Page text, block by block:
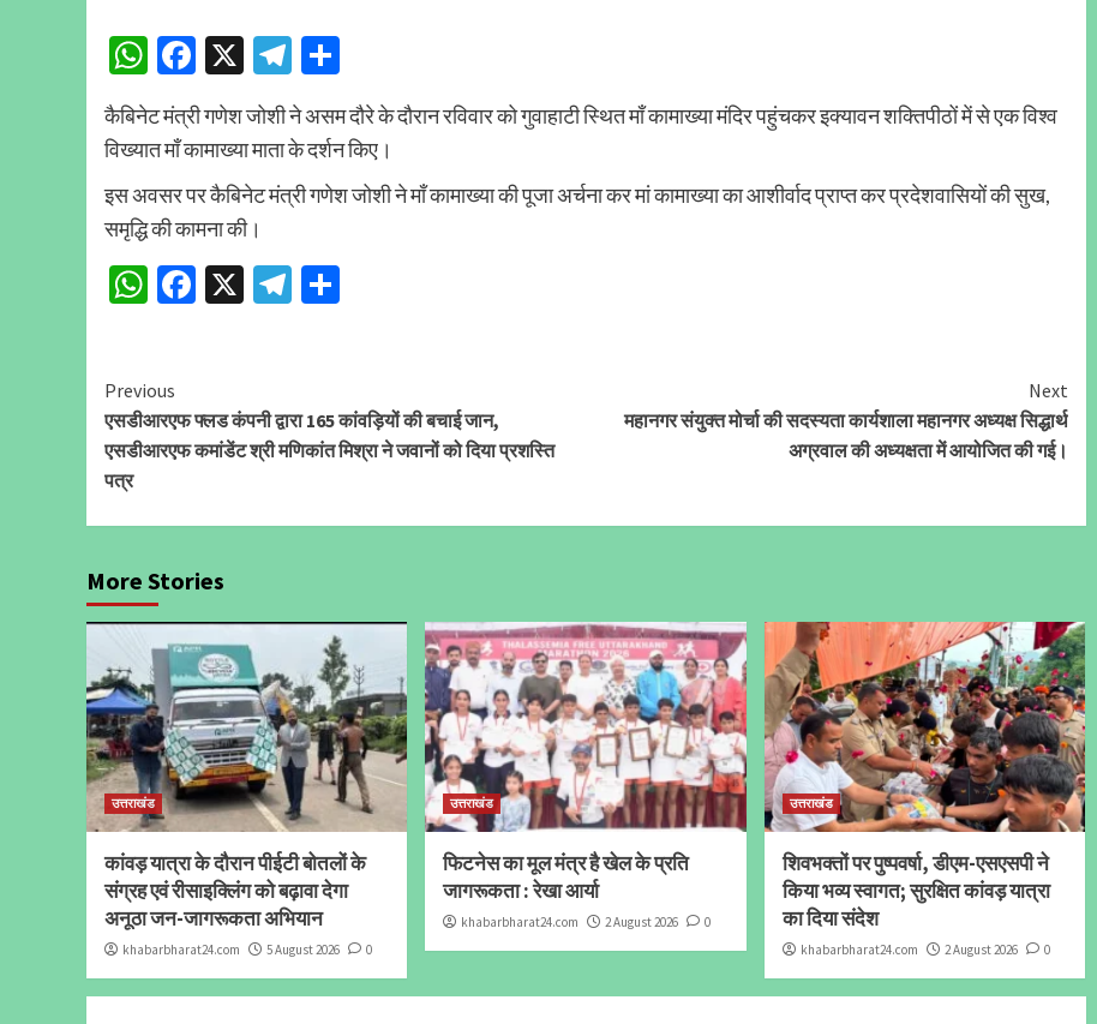
WhatsApp
Facebook
X Telegram
कैबिनेट मंत्री गणेश जोशी ने असम दौरे के दौरान रविवार को गुवाहाटी स्थित माँ कामाख्या मंदिर पहुंचकर इक्यावन शक्तिपीठों में से एक विश्व
विख्यात माँ कामाख्या माता के दर्शन किए।
इस अवसर पर कैबिनेट मंत्री गणेश जोशी ने माँ कामाख्या की पूजा अर्चना कर मां कामाख्या का आशीर्वाद प्राप्त कर प्रदेशवासियों की सुख,
समृद्धि की कामना की।
WhatsApp
Facebook
X Telegram
Continue
Reading
Previous
एसडीआरएफ फ्लड कंपनी द्वारा 165 कांवड़ियों की बचाई जान,
एसडीआरएफ कमांडेंट श्री मणिकांत मिश्रा ने जवानों को दिया प्रशस्ति
पत्र
Next
महानगर संयुक्त मोर्चा की सदस्यता कार्यशाला महानगर अध्यक्ष सिद्धार्थ
अग्रवाल की अध्यक्षता में आयोजित की गई।
More Stories
उत्तराखंड
कांवड़ यात्रा के दौरान पीईटी बोतलों के
संग्रह एवं रीसाइक्लिंग को बढ़ावा देगा
अनूठा जन-जागरूकता अभियान
khabarbharat24.com 5 August 2026 0
उत्तराखंड
फिटनेस का मूल मंत्र है खेल के प्रति
जागरूकता : रेखा आर्या
khabarbharat24.com 2 August 2026 0
उत्तराखंड
शिवभक्तों पर पुष्पवर्षा, डीएम-एसएसपी ने
किया भव्य स्वागत; सुरक्षित कांवड़ यात्रा
का दिया संदेश
khabarbharat24.com 2 August 2026 0